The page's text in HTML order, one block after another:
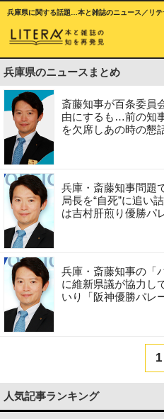
兵庫県に関する話題…本と雑誌のニュース／リテ
兵庫県のニュースまとめ
斎藤知事が百条委員
由にするも…前の知
を欠席しあの時の懇
兵庫・斎藤知事問題
局長を“自死”に追い
は吉村肝煎り優勝パ
兵庫・斎藤知事の「
に維新県議が協力し
いり「阪神優勝パレ
1
人気記事ランキング